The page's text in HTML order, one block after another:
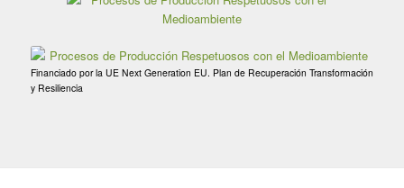
Financiado por la UE Next Generation EU. Plan de Recuperación Transformación
y Resiliencia